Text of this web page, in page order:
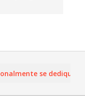
se dediquen